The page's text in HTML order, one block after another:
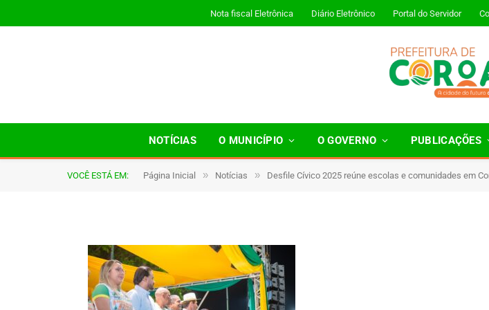
Nota fiscal Eletrônica Diário Eletrônico Portal do Servidor
NOTÍCIAS O MUNICÍPIO O GOVERNO PUBLICAÇÕES
VOCÊ ESTÁ EM: Página Inicial » Notícias » Desfile Cívico 2025 reúne escolas e comunidades em